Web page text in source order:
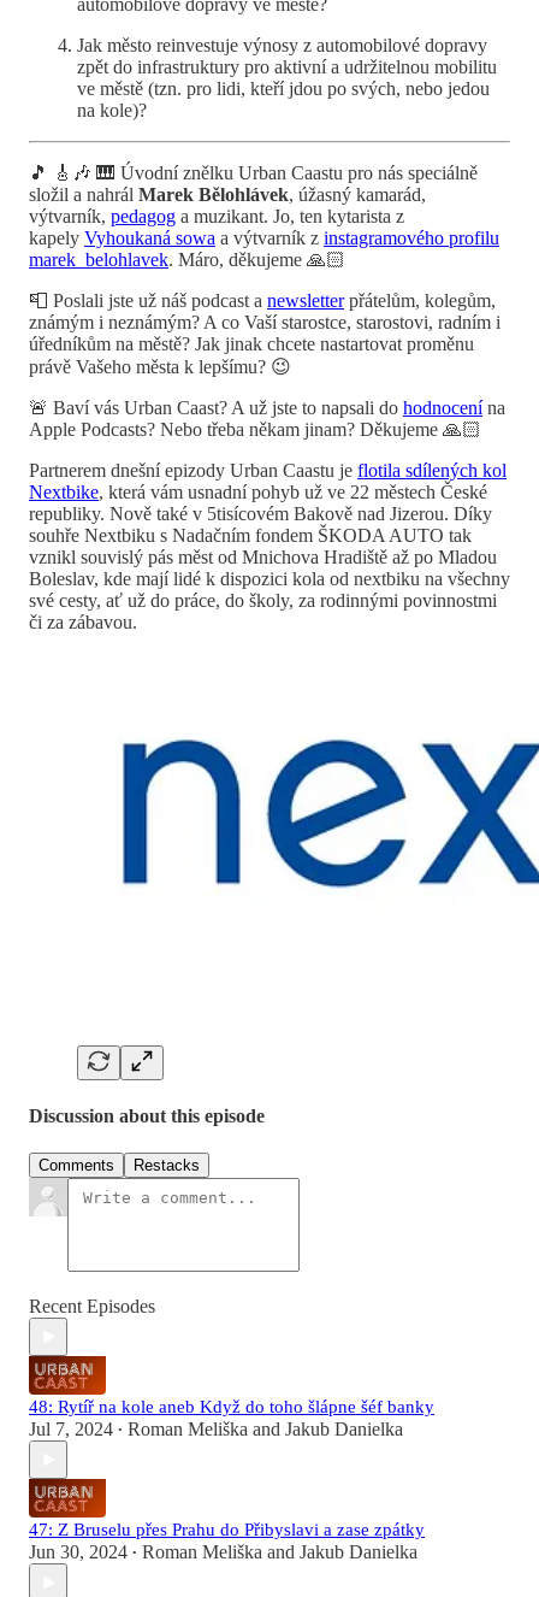
Jak město reinvestuje výnosy z automobilové dopravy
zpět do infrastruktury pro aktivní a udržitelnou mobilitu
ve městě (tzn. pro lidi, kteří jdou po svých, nebo jedou
na kole)?
🎵 🎸🎶 🎹 Úvodní znělku Urban Caastu pro nás speciálně
složil a nahrál Marek Bělohlávek, úžasný kamarád,
výtvarník, pedagog a muzikant. Jo, ten kytarista z
kapely Vyhoukaná sowa a výtvarník z instagramového profilu
marek_belohlavek. Máro, děkujeme 🙏🏻
📮 Poslali jste už náš podcast a newsletterpřátelům, kolegům,
známým i neznámým? A co Vaší starostce, starostovi, radním i
úředníkům na městě? Jak jinak chcete nastartovat proměnu
právě Vašeho města k lepšímu? 😉
🚨 Baví vás Urban Caast? A už jste to napsali do hodnocenína
Apple Podcasts? Nebo třeba někam jinam? Děkujeme 🙏🏻
Partnerem dnešní epizody Urban Caastu je flotila sdílených kol
Nextbike, která vám usnadní pohyb už ve 22 městech České
republiky. Nově také v 5tisícovém Bakově nad Jizerou. Díky
souhře Nextbiku s Nadačním fondem ŠKODA AUTO tak
vznikl souvislý pás měst od Mnichova Hradiště až po Mladou
Boleslav, kde mají lidé k dispozici kola od nextbiku na všechny
své cesty, ať už do práce, do školy, za rodinnými povinnostmi
či za zábavou.
Discussion about this episode
Comments Restacks
Recent Episodes
48: Rytíř na kole aneb Když do toho šlápne šéf banky
Jul 7, 2024 • Roman Meliška and Jakub Danielka
47: Z Bruselu přes Prahu do Přibyslavi a zase zpátky
Jun 30, 2024 • Roman Meliška and Jakub Danielka